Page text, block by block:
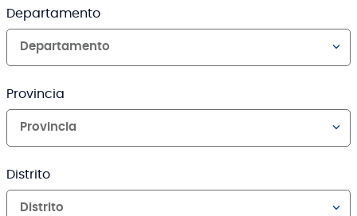
Departamento
Departamento
Provincia
Provincia
Distrito
Distrito